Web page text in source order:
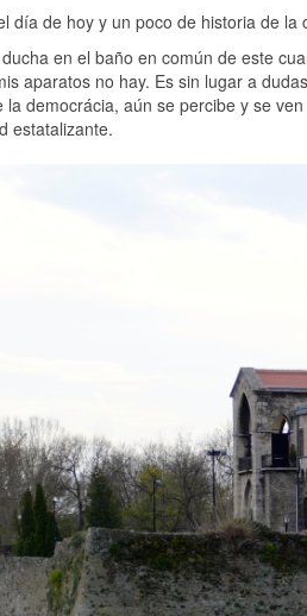
día de hoy y un poco de historia de la
en el baño en común de este
aparatos no hay. Es sin lugar a
democrácia, aún se percibe y se
estatalizante.